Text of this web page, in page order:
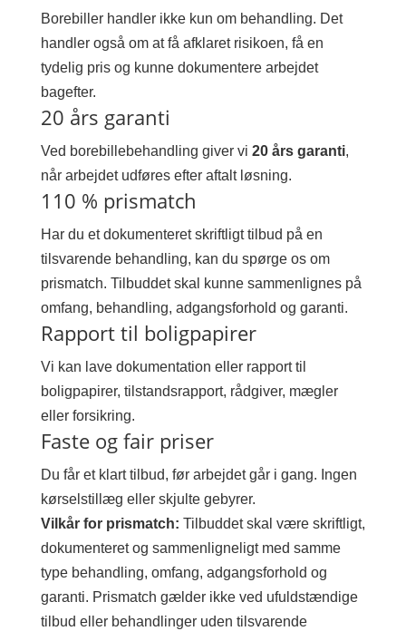
Borebiller handler ikke kun om behandling. Det
handler også om at få afklaret risikoen, få en
tydelig pris og kunne dokumentere arbejdet
bagefter.
20 års garanti
Ved borebillebehandling giver vi 20 års garanti,
når arbejdet udføres efter aftalt løsning.
110 % prismatch
Har du et dokumenteret skriftligt tilbud på en
tilsvarende behandling, kan du spørge os om
prismatch. Tilbuddet skal kunne sammenlignes på
omfang, behandling, adgangsforhold og garanti.
Rapport til boligpapirer
Vi kan lave dokumentation eller rapport til
boligpapirer, tilstandsrapport, rådgiver, mægler
eller forsikring.
Faste og fair priser
Du får et klart tilbud, før arbejdet går i gang. Ingen
kørselstillæg eller skjulte gebyrer.
Vilkår for prismatch: Tilbuddet skal være skriftligt,
dokumenteret og sammenligneligt med samme
type behandling, omfang, adgangsforhold og
garanti. Prismatch gælder ikke ved ufuldstændige
tilbud eller behandlinger uden tilsvarende